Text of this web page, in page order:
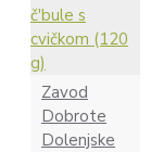
Zavod
Dobrote
Dolenjske